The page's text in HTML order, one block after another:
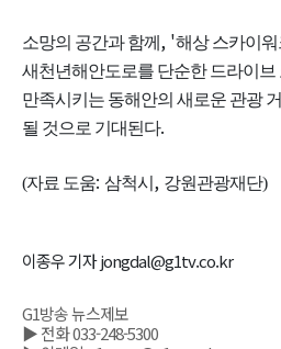
소망의 공간과 함께 , '해상 스카이워
새천년해안도로를 단순한 드라이브
만족시키는 동해안의 새로운 관광
될 것으로 기대된다.
(자료 도움: 삼척시 , 강원관광재단)
이종우 기자 jongdal@g1tv.co.kr
G1방송 뉴스제보
▶ 전화 033-248-5300